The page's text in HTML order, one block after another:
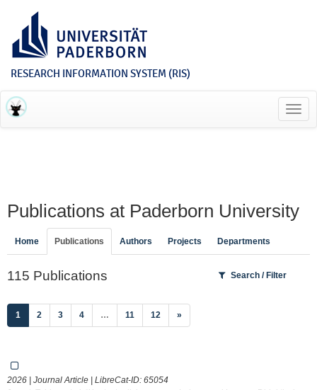
RESEARCH INFORMATION SYSTEM (RIS)
Publications at Paderborn University
Home Publications Authors Projects Departments
115 Publications Search / Filter
1 (current)
2 3 4 … 11 12 »
2026 | Journal Article | LibreCat-ID: 65054